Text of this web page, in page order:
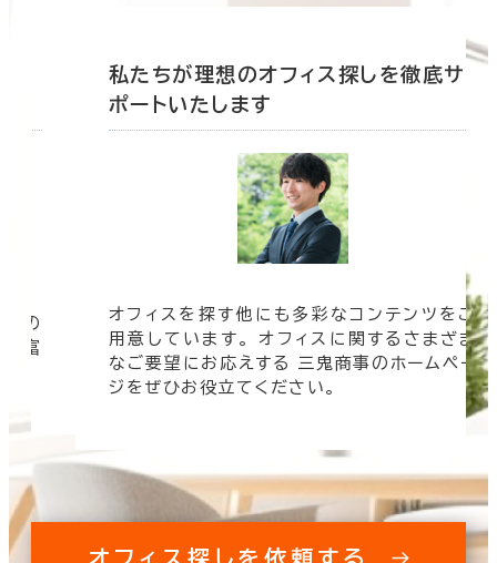
の
豊富
私たちが理想のオフィス探しを徹底サ
ポートいたします
オフィスを探す他にも多彩なコンテンツをご
用意しています。 オフィスに関するさまざま
なご要望にお応えする 三鬼商事のホームペー
ジをぜひお役立てください。
オフィス探しを依頼する